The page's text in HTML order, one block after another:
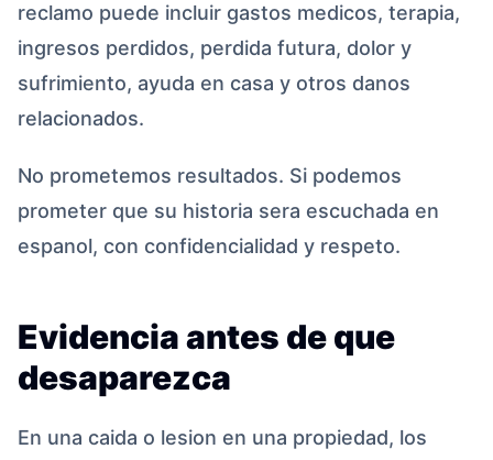
reclamo puede incluir gastos medicos, terapia,
ingresos perdidos, perdida futura, dolor y
sufrimiento, ayuda en casa y otros danos
relacionados.
No prometemos resultados. Si podemos
prometer que su historia sera escuchada en
espanol, con confidencialidad y respeto.
Evidencia antes de que
desaparezca
En una caida o lesion en una propiedad, los